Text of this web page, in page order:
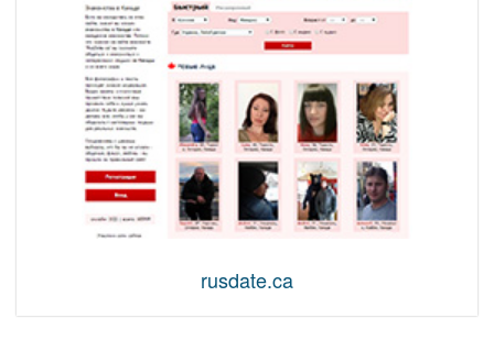
rusdate.ca